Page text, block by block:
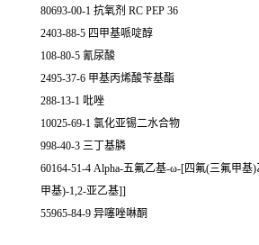
80693-00-1 抗氧剂 RC PEP 36
2403-88-5 四甲基哌啶醇
108-80-5 氰尿酸
2495-37-6 甲基丙烯酸苄基酯
288-13-1 吡唑
10025-69-1 氯化亚锡二水合物
998-40-3 三丁基膦
60164-51-4 Alpha-五氟乙基-ω-[四氟(三氟甲
甲基)-1,2-亚乙基]]
55965-84-9 异噻唑啉酮